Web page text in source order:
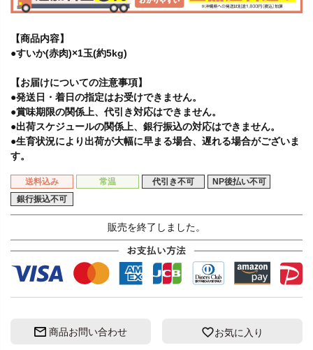
【商品内容】
●すいか(赤肉)×1玉(約5kg)
【お届けについての注意事項】
●発送日・着日の指定はお受けできません。
●賞味期限の関係上、代引き対応はできません。
●出荷スケジュールの関係上、銀行振込の対応はできません。
●生育状況により出荷が大幅に早まる場合、遅れる場合がございま
す。
送料込み 常温 代引き不可
NP後払い不可
銀行振込不可
販売を終了しました。
商品お問い合わせ お気に入り